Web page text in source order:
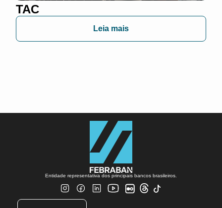
TAC
Leia mais
Entidade representativa dos principais bancos brasileiros.